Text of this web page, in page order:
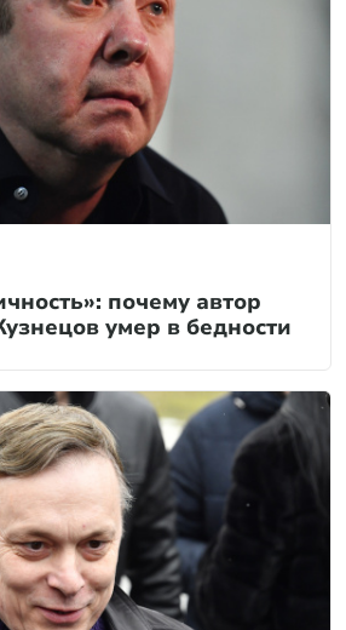
почему автор
умер в бедности